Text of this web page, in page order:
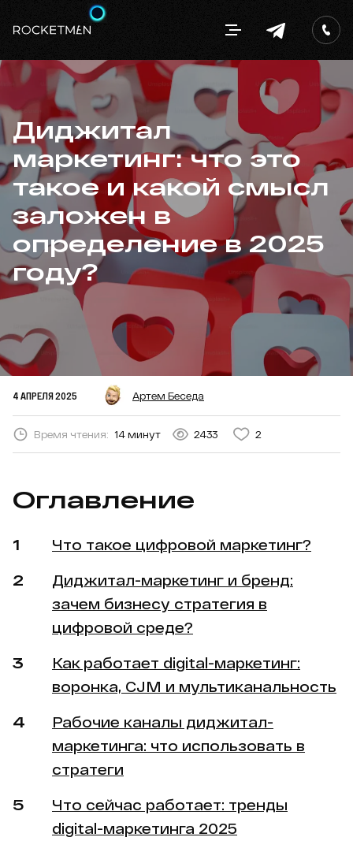
Диджитал
маркетинг: что это
такое и какой смысл
заложен в
определение в 2025
году?
4 АПРЕЛЯ 2025 Артем Беседа
Время чтения: 14 минут 2433 2
Оглавление
Что такое цифровой маркетинг?
Диджитал-маркетинг и бренд:
зачем бизнесу стратегия в
цифровой среде?
Как работает digital-маркетинг:
воронка, CJM и мультиканальность
Рабочие каналы диджитал-
маркетинга: что использовать в
стратеги
Что сейчас работает: тренды
digital-маркетинга 2025